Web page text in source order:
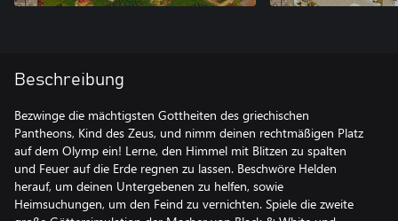
Beschreibung
Bezwinge die mächtigsten Gottheiten des griechischen
Pantheons, Kind des Zeus, und nimm deinen rechtmäßigen Platz
auf dem Olymp ein! Lerne, den Himmel mit Blitzen zu spalten
und Feuer auf die Erde regnen zu lassen. Beschwöre Helden
herauf, um deinen Untergebenen zu helfen, sowie
Heimsuchungen, um den Feind zu vernichten. Spiele die zweite